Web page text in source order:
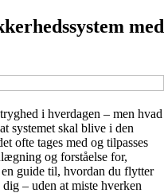
med
i hverdagen – men hvad
systemet skal blive i den
ofte tages med og tilpasses
og forståelse for,
guide til, hvordan du flytter
– uden at miste hverken